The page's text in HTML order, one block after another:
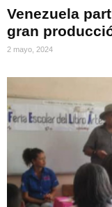
Venezuela
gran
2 mayo, 2024